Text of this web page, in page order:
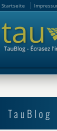
Startseite
TauBlog
Startseite